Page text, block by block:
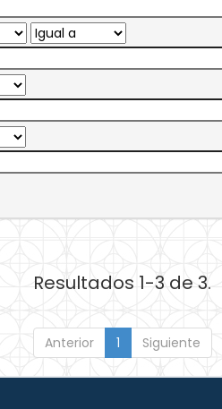
Resultados 1-3 de 3.
Anterior 1 Siguiente